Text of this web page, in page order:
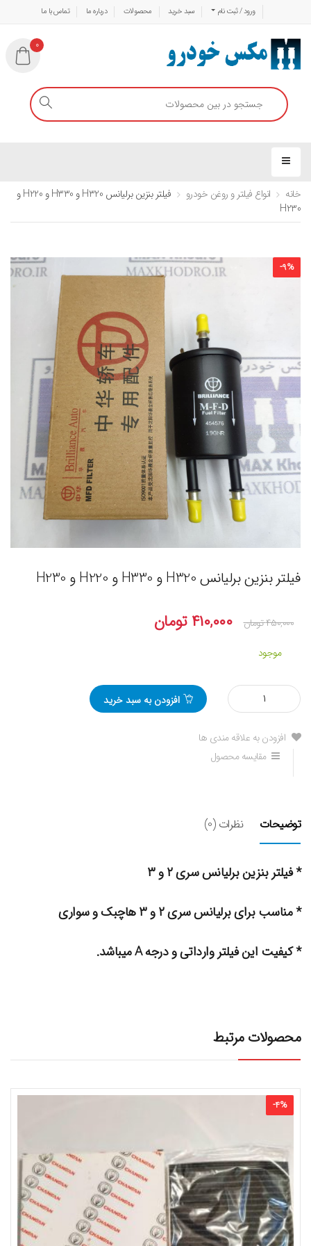
ورود / ثبت نام سبد خرید محصولات درباره ما تماس با ما
0
خانه انواع فیلتر و روغن خودرو
فیلتر بنزین برلیانس H320 و H330 و H220 و
H230
-9%
فیلتر بنزین برلیانس H320 و H330 و H220 و H230
۴۵۰,۰۰۰تومان ۴۱۰,۰۰۰ تومان
موجود
مقدار
فیلتر
برلیانس
H320
H330
و
افزودن به سبد خرید
افزودن به علاقه مندی ها
مقایسه محصول
توضیحات نظرات (0)
* فیلتر بنزین برلیانس سری ۲ و ۳
* مناسب برای برلیانس سری ۲ و ۳ هاچبک و سواری
* کیفیت این فیلتر وارداتی و درجه A میباشد.
محصولات مرتبط
-4%